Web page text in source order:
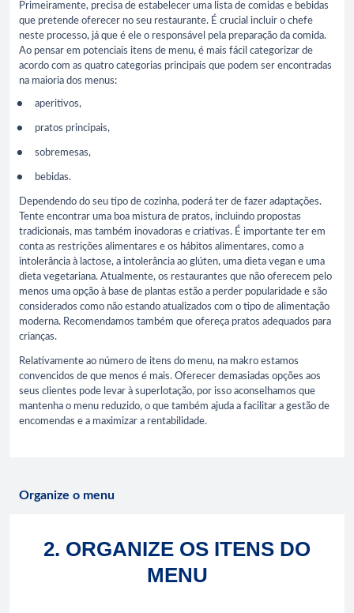
Primeiramente, precisa de estabelecer uma lista de comidas e bebidas
que pretende oferecer no seu restaurante. É crucial incluir o chefe
neste processo, já que é ele o responsável pela preparação da comida.
Ao pensar em potenciais itens de menu, é mais fácil categorizar de
acordo com as quatro categorias principais que podem ser encontradas
na maioria dos menus:
aperitivos,
pratos principais,
sobremesas,
bebidas.
Dependendo do seu tipo de cozinha, poderá ter de fazer adaptações.
Tente encontrar uma boa mistura de pratos, incluindo propostas
tradicionais, mas também inovadoras e criativas. É importante ter em
conta as restrições alimentares e os hábitos alimentares, como a
intolerância à lactose, a intolerância ao glúten, uma dieta vegan e uma
dieta vegetariana. Atualmente, os restaurantes que não oferecem pelo
menos uma opção à base de plantas estão a perder popularidade e são
considerados como não estando atualizados com o tipo de alimentação
moderna. Recomendamos também que ofereça pratos adequados para
crianças.
Relativamente ao número de itens do menu, na makro estamos
convencidos de que menos é mais. Oferecer demasiadas opções aos
seus clientes pode levar à superlotação, por isso aconselhamos que
mantenha o menu reduzido, o que também ajuda a facilitar a gestão de
encomendas e a maximizar a rentabilidade.
Organize o menu
2. ORGANIZE OS ITENS DO
MENU